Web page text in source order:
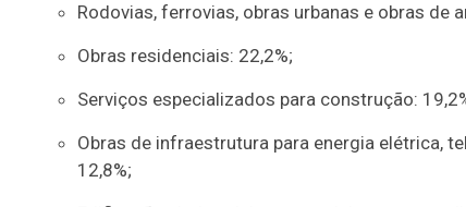
Rodovias, ferrovias, obras urbanas e obras de
Obras residenciais: 22,2%;
Serviços especializados para construção:
Obras de infraestrutura para energia elétrica,
12,8%;